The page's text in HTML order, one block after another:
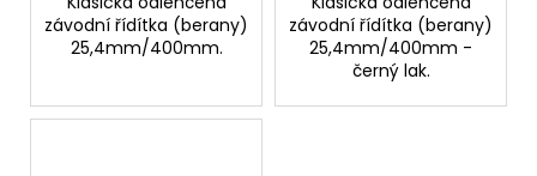
závodní řídítka (berany)
25,4mm/400mm.
závodní řídítka (berany)
25,4mm/400mm -
černý lak.